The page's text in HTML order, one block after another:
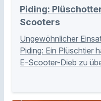
Piding:
Scooters
Ungewöhnlicher
Piding: Ein Plüschtier
E-Scooter-Dieb zu